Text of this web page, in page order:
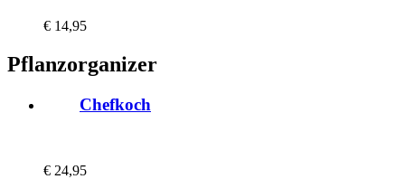
€ 14,95
Pflanzorganizer
Chefkoch
€ 24,95